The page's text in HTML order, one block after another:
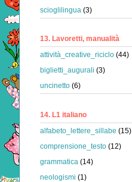
scioglilingua (3)
13. Lavoretti, manualità
attività_creative_riciclo (44)
biglietti_augurali (3)
uncinetto (6)
14. L1 italiano
alfabeto_lettere_sillabe (15)
comprensione_testo (12)
grammatica (14)
neologismi (1)